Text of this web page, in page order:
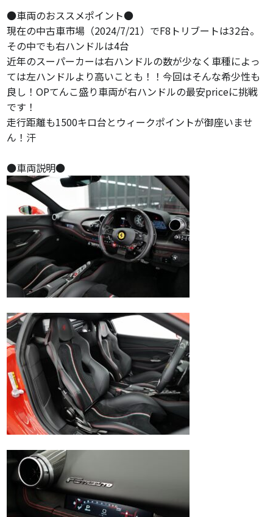
●車両のおススメポイント●
現在の中古車市場（2024/7/21）でF8トリブートは32台。
その中でも右ハンドルは4台
近年のスーパーカーは右ハンドルの数が少なく車種によっ
ては左ハンドルより高いことも！！今回はそんな希少性も
良し！OPてんこ盛り車両が右ハンドルの最安priceに挑戦
です！
走行距離も1500キロ台とウィークポイントが御座いませ
ん！汗
●車両説明●